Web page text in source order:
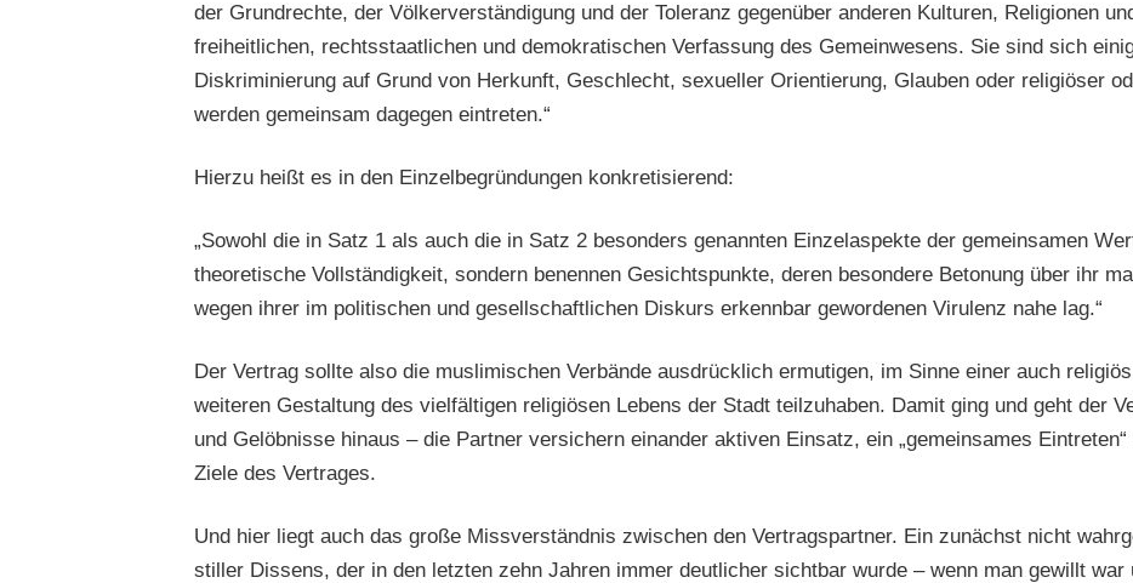
der Grundrechte, der Völkerverständigung und der Toleranz gegenüber anderen Kulturen, Religionen
freiheitlichen, rechtsstaatlichen und demokratischen Verfassung des Gemeinwesens. Sie sind sich
Diskriminierung auf Grund von Herkunft, Geschlecht, sexueller Orientierung, Glauben oder religiöser
werden gemeinsam dagegen eintreten.“
Hierzu heißt es in den Einzelbegründungen konkretisierend:
„Sowohl die in Satz 1 als auch die in Satz 2 besonders genannten Einzelaspekte der gemeinsamen
theoretische Vollständigkeit, sondern benennen Gesichtspunkte, deren besondere Betonung über ihr
wegen ihrer im politischen und gesellschaftlichen Diskurs erkennbar gewordenen Virulenz nahe lag.“
Der Vertrag sollte also die muslimischen Verbände ausdrücklich ermutigen, im Sinne einer auch
weiteren Gestaltung des vielfältigen religiösen Lebens der Stadt teilzuhaben. Damit ging und geht der
und Gelöbnisse hinaus – die Partner versichern einander aktiven Einsatz, ein „gemeinsames
Ziele des Vertrages.
Und hier liegt auch das große Missverständnis zwischen den Vertragspartner. Ein zunächst nicht
stiller Dissens, der in den letzten zehn Jahren immer deutlicher sichtbar wurde – wenn man gewillt war